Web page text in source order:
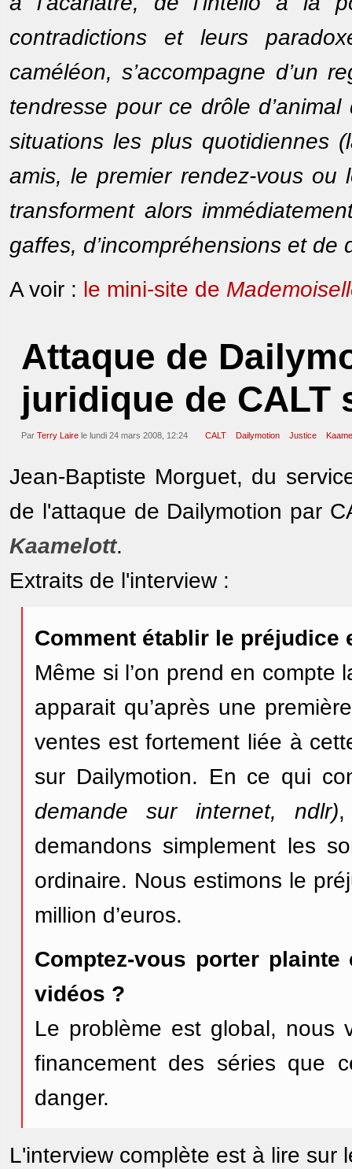
contradictions et leurs
caméléon, s’accompagne d’un
tendresse pour ce drôle
situations les plus quotidiennes
amis, le premier rendez-vous
transforment alors
gaffes, d’incompréhensions et de
A voir : le mini-site de
Attaque de
juridique de CALT
Par Terry Laire le lundi 24 mars 2008, 12:24 CALT Dailymotion Justice
Jean-Baptiste Morguet, du
de l'attaque de Dailymotion par
Kaamelott.
Extraits de l'interview :
Comment établir le préjudice
Même si l’on prend en
apparait qu’après une
ventes est fortement liée à
sur Dailymotion. En ce qui
demande sur internet, ndlr),
demandons simplement les
ordinaire. Nous estimons le
million d’euros.
Comptez-vous porter
vidéos ?
Le problème est global, nous
financement des séries que
danger.
L'interview complète est à lire sur